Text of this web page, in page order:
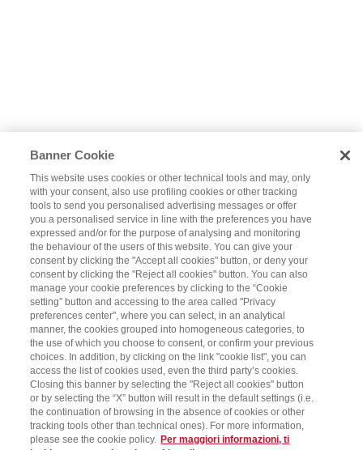
Banner Cookie
This website uses cookies or other technical tools and may, only
with your consent, also use profiling cookies or other tracking
tools to send you personalised advertising messages or offer
you a personalised service in line with the preferences you have
expressed and/or for the purpose of analysing and monitoring
the behaviour of the users of this website. You can give your
consent by clicking the "Accept all cookies" button, or deny your
consent by clicking the "Reject all cookies" button. You can also
manage your cookie preferences by clicking to the “Cookie
setting” button and accessing to the area called "Privacy
preferences center", where you can select, in an analytical
manner, the cookies grouped into homogeneous categories, to
the use of which you choose to consent, or confirm your previous
choices. In addition, by clicking on the link "cookie list", you can
access the list of cookies used, even the third party’s cookies.
Closing this banner by selecting the "Reject all cookies" button
or by selecting the “X” button will result in the default settings (i.e.
the continuation of browsing in the absence of cookies or other
tracking tools other than technical ones). For more information,
please see the cookie policy. Per maggiori informazioni, ti